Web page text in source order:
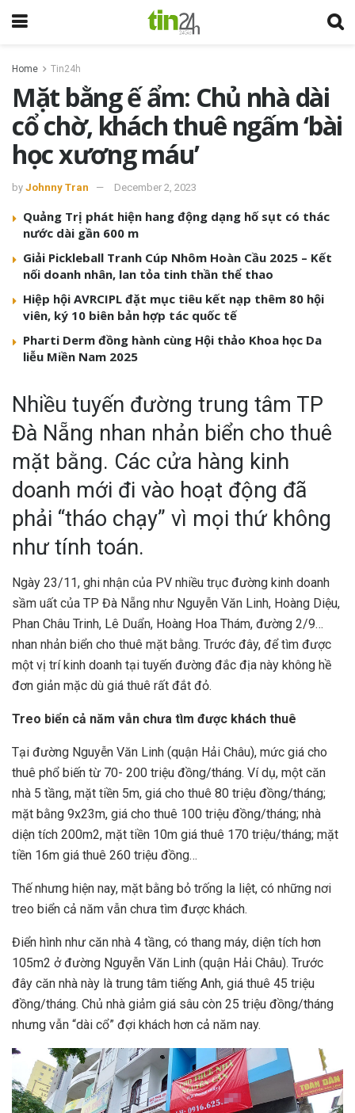
Home Tin24h
Mặt bằng ế ẩm: Chủ nhà dài
cổ chờ, khách thuê ngấm ‘bài
học xương máu’
by Johnny Tran December 2, 2023
Quảng Trị phát hiện hang động dạng hố sụt có thác
nước dài gần 600 m
Giải Pickleball Tranh Cúp Nhôm Hoàn Cầu 2025 – Kết
nối doanh nhân, lan tỏa tinh thần thể thao
Hiệp hội AVRCIPL đặt mục tiêu kết nạp thêm 80 hội
viên, ký 10 biên bản hợp tác quốc tế
Pharti Derm đồng hành cùng Hội thảo Khoa học Da
liễu Miền Nam 2025
Nhiều tuyến đường trung tâm TP
Đà Nẵng nhan nhản biển cho thuê
mặt bằng. Các cửa hàng kinh
doanh mới đi vào hoạt động đã
phải “tháo chạy” vì mọi thứ không
như tính toán.
Ngày 23/11, ghi nhận của PV nhiều trục đường kinh doanh
sầm uất của TP Đà Nẵng như Nguyễn Văn Linh, Hoàng Diệu,
Phan Châu Trinh, Lê Duẩn, Hoàng Hoa Thám, đường 2/9…
nhan nhản biển cho thuê mặt bằng. Trước đây, để tìm được
một vị trí kinh doanh tại tuyến đường đắc địa này không hề
đơn giản mặc dù giá thuê rất đắt đỏ.
Treo biển cả năm vẫn chưa tìm được khách thuê
Tại đường Nguyễn Văn Linh (quận Hải Châu), mức giá cho
thuê phổ biến từ 70- 200 triệu đồng/tháng. Ví dụ, một căn
nhà 5 tầng, mặt tiền 5m, giá cho thuê 80 triệu đồng/tháng;
mặt bằng 9x23m, giá cho thuê 100 triệu đồng/tháng; nhà
diện tích 200m2, mặt tiền 10m giá thuê 170 triệu/tháng; mặt
tiền 16m giá thuê 260 triệu đồng…
Thế nhưng hiện nay, mặt bằng bỏ trống la liệt, có những nơi
treo biển cả năm vẫn chưa tìm được khách.
Điển hình như căn nhà 4 tầng, có thang máy, diện tích hơn
105m2 ở đường Nguyễn Văn Linh (quận Hải Châu). Trước
đây căn nhà này là trung tâm tiếng Anh, giá thuê 45 triệu
đồng/tháng. Chủ nhà giảm giá sâu còn 25 triệu đồng/tháng
nhưng vẫn “dài cổ” đợi khách hơn cả năm nay.